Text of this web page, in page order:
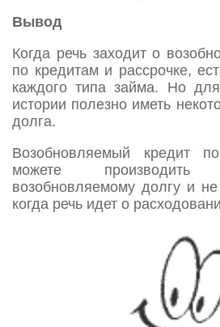
Вывод
Когда речь заходит о
по кредитам и рассрочке,
каждого типа займа. Но
истории полезно иметь
долга.
Возобновляемый кредит
можете
возобновляемому долгу и
когда речь идет о